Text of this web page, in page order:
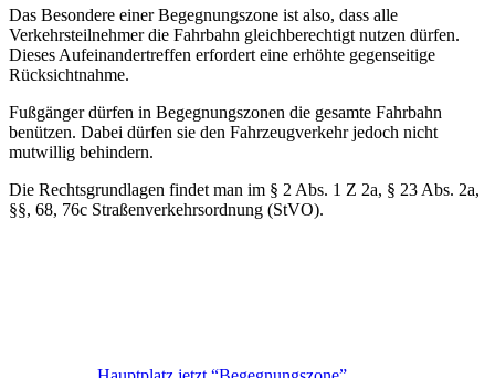
Das Besondere einer Begegnungszone ist also, dass alle
Verkehrsteilnehmer die Fahrbahn gleichberechtigt nutzen dürfen.
Dieses Aufeinandertreffen erfordert eine erhöhte gegenseitige
Rücksichtnahme.
Fußgänger dürfen in Begegnungszonen die gesamte Fahrbahn
benützen. Dabei dürfen sie den Fahrzeugverkehr jedoch nicht
mutwillig behindern.
Die Rechtsgrundlagen findet man im § 2 Abs. 1 Z 2a, § 23 Abs. 2a,
§§, 68, 76c Straßenverkehrsordnung (StVO).